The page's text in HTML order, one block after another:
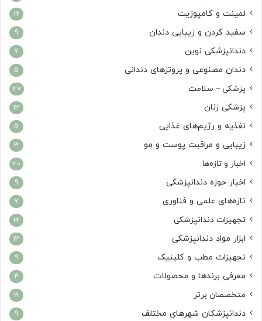
لمینت و کامپوزیت 12
سفید کردن و زیبایی دندان 9
دندانپزشکی نوین 7
دندان مصنوعی و پروتزهای دندانی 5
پزشکی – سلامت 37
پزشکی زنان 13
تغذیه و رژیم‌های غذایی 5
زیبایی و مراقبت پوست و مو 3
اخبار و تازه‌ها 30
اخبار حوزه دندانپزشکی 9
تازه‌های علمی و فناوری 7
تجهیزات دندانپزشکی 22
ابزار مواد دندانپزشکی 13
تجهیزات مطب و کلینیک 9
معرفی برندها و محصولات 4
متخصصان برتر 21
دندانپزشکان شهرهای مختلف 9